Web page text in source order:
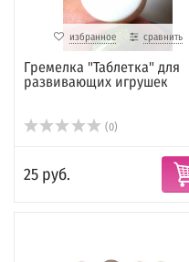
избранное сравнить
Гремелка "Таблетка" для
развивающих игрушек
(0)
25 руб.